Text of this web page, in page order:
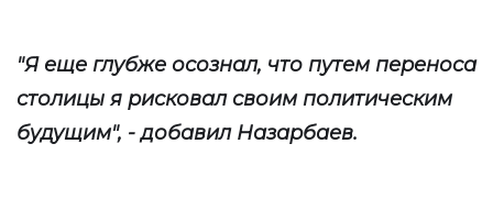
"Я еще глубже осознал, что путем переноса
столицы я рисковал своим политическим
будущим", - добавил Назарбаев.